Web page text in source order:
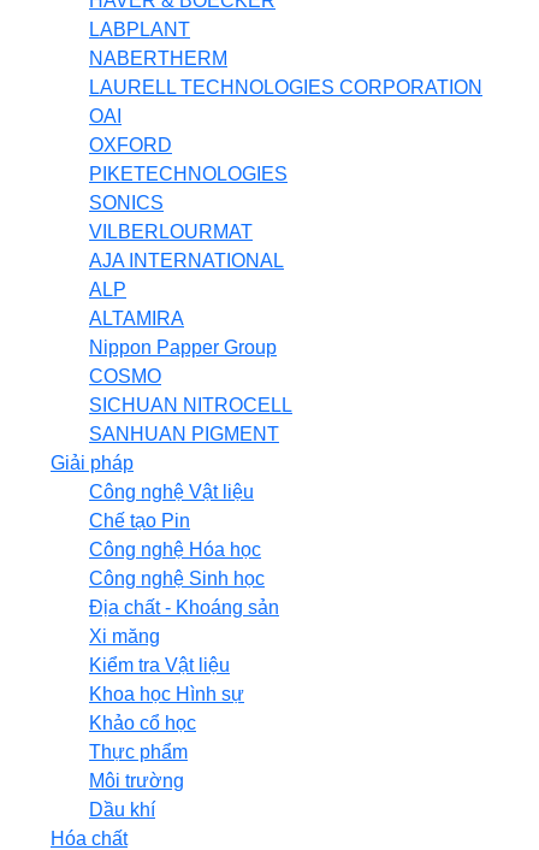
LABPLANT
NABERTHERM
LAURELL TECHNOLOGIES CORPORATION
OAI
OXFORD
PIKETECHNOLOGIES
SONICS
VILBERLOURMAT
AJA INTERNATIONAL
ALP
ALTAMIRA
Nippon Papper Group
COSMO
SICHUAN NITROCELL
SANHUAN PIGMENT
Giải pháp
Công nghệ Vật liệu
Chế tạo Pin
Công nghệ Hóa học
Công nghệ Sinh học
Địa chất - Khoáng sản
Xi măng
Kiểm tra Vật liệu
Khoa học Hình sự
Khảo cổ học
Thực phẩm
Môi trường
Dầu khí
Hóa chất